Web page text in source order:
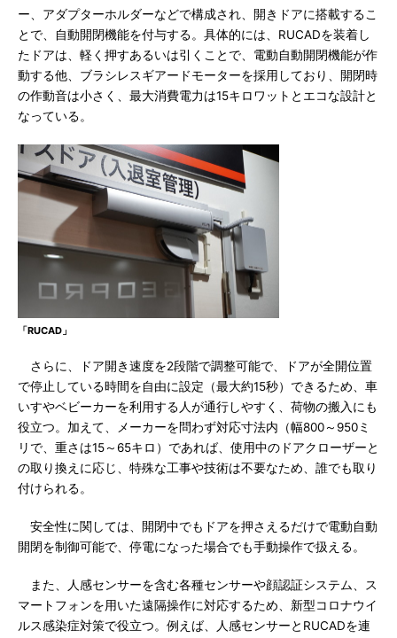
ー、アダプターホルダーなどで構成され、開きドアに搭載するこ
とで、自動開閉機能を付与する。具体的には、RUCADを装着し
たドアは、軽く押すあるいは引くことで、電動自動開閉機能が作
動する他、ブラシレスギアードモーターを採用しており、開閉時
の作動音は小さく、最大消費電力は15キロワットとエコな設計と
なっている。
「RUCAD」
さらに、ドア開き速度を2段階で調整可能で、ドアが全開位置
で停止している時間を自由に設定（最大約15秒）できるため、車
いすやベビーカーを利用する人が通行しやすく、荷物の搬入にも
役立つ。加えて、メーカーを問わず対応寸法内（幅800～950ミ
リで、重さは15～65キロ）であれば、使用中のドアクローザーと
の取り換えに応じ、特殊な工事や技術は不要なため、誰でも取り
付けられる。
安全性に関しては、開閉中でもドアを押さえるだけで電動自動
開閉を制御可能で、停電になった場合でも手動操作で扱える。
また、人感センサーを含む各種センサーや顔認証システム、ス
マートフォンを用いた遠隔操作に対応するため、新型コロナウイ
ルス感染症対策で役立つ。例えば、人感センサーとRUCADを連